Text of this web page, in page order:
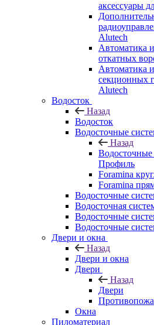
аксессуары
Alutech
Автоматика
откатных
Автоматика
секционных
Alutech
Водосток
Назад
Водосток
Водосточные
Назад
Профиль
Foramina
Foramina
Водосточные
Водосточная
Водосточные
Водосточные
Двери и окна
Назад
Двери и окна
Двери
Назад
Двери
Окна
Пиломатериал